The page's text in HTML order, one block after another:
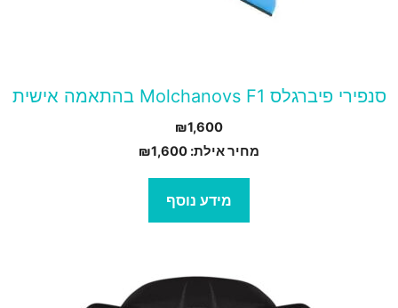
סנפירי פיברגלס Molchanovs F1 בהתאמה אישית
₪1,600
מחיר אילת:
₪1,600
מידע נוסף